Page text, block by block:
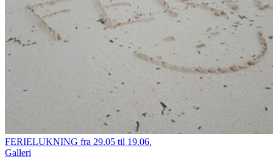
FERIELUKNING fra 29.05 til 19.06.
Galleri